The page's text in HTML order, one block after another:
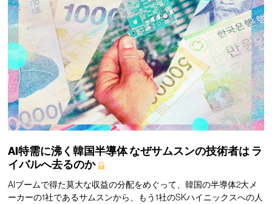
AI特需に沸く韓国半導体なぜサムスンの技術者は ラ
イバルへ去るのか
AIブームで得た莫大な収益の分配をめぐって、韓国の半導体2大メ
ーカーの1社であるサムスンから、もう1社のSKハイニックスへの人